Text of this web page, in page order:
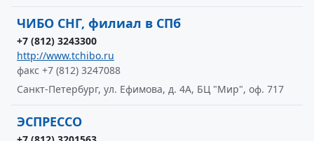
ЧИБО СНГ, филиал в СПб
+7 (812) 3243300
http://www.tchibo.ru
факс +7 (812) 3247088
Санкт-Петербург, ул. Ефимова, д. 4А, БЦ "Мир", оф. 717
ЭСПРЕССО